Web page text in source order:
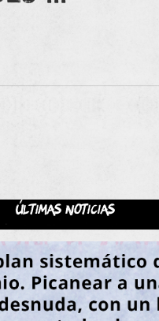
Últimas noticias